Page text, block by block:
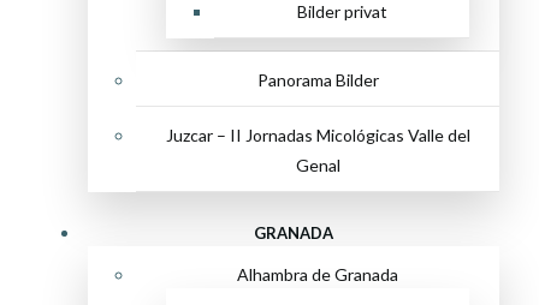
Bilder privat
Panorama Bilder
Juzcar – II Jornadas Micológicas Valle del
Genal
GRANADA
Alhambra de Granada